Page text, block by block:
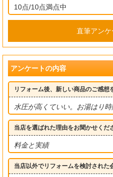
10点/10点満点中
直筆アン
アンケートの内容
リフォーム後、新しい商品のご感想
水圧が高くていい。お湯はり時
当店を選ばれた理由をお聞かせくだ
料金と実績
当店以外でリフォームを検討された